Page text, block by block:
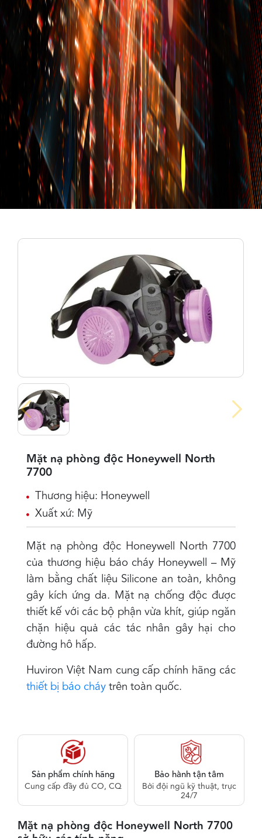
Mặt nạ phòng độc Honeywell North
7700
Thương hiệu: Honeywell
Xuất xứ: Mỹ
Mặt nạ phòng độc Honeywell North 7700
của thương hiệu báo cháy Honeywell – Mỹ
làm bằng chất liệu Silicone an toàn, không
gây kích ứng da. Mặt nạ chống độc được
thiết kế với các bộ phận vừa khít, giúp ngăn
chặn hiệu quả các tác nhân gây hại cho
đường hô hấp.
Huviron Việt Nam cung cấp chính hãng các
thiết bị báo cháy trên toàn quốc.
Sản phẩm chính hãng
Cung cấp đầy đủ CO, CQ
Bảo hành tận tâm
Bởi đội ngũ kỹ thuật, trực
24/7
Mặt nạ phòng độc Honeywell North 7700